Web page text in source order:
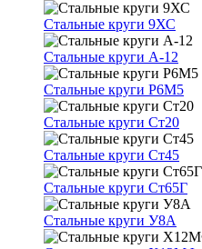
Стальные круги 9ХС
Стальные круги А-12
Стальные круги Р6М5
Стальные круги Ст20
Стальные круги Ст45
Стальные круги Ст65Г
Стальные круги У8А